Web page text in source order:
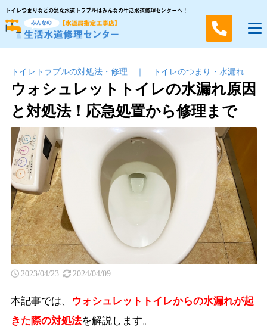
トイレつまりなどの急な水道トラブルはみんなの生活水道修理センターへ！
トイレトラブルの対処法・修理 ｜ トイレのつまり・⽔漏れ
ウォシュレットトイレの水漏れ原因
と対処法！応急処置から修理まで
2023/04/23 2024/04/09
本記事では、
ウォシュレットトイレからの水漏れが起
きた際の対処法を解説します。